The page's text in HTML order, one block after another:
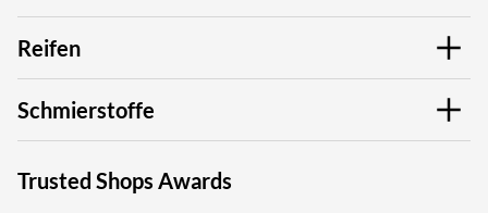
Reifen
Schmierstoffe
Trusted Shops Awards